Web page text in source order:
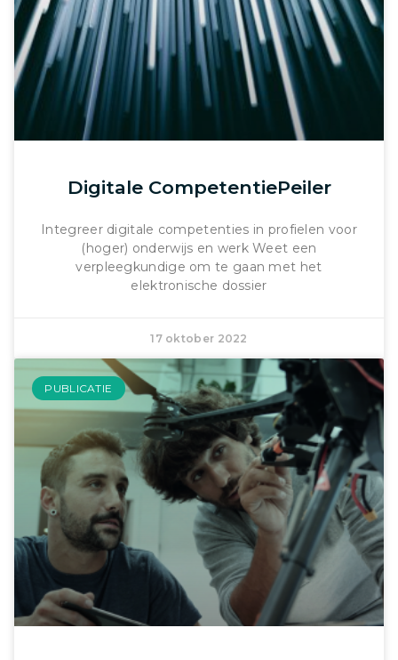
Digitale CompetentiePeiler
Integreer digitale competenties in profielen voor
(hoger) onderwijs en werk Weet een
verpleegkundige om te gaan met het
elektronische dossier
17 oktober 2022
PUBLICATIE